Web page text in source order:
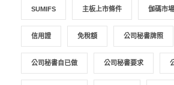
SUMIFS 主板上市條件 伽碼市
信用證 免稅額 公司秘書牌照
公司秘書自已做 公司秘書要求